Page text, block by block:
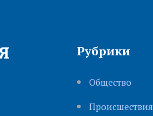
Рубрики
Общество
Происшествия